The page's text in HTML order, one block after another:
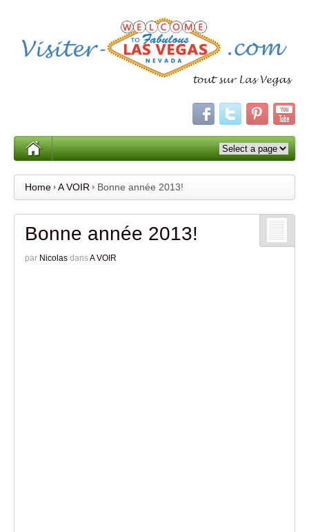
Home A VOIR Bonne année 2013!
Bonne année 2013!
par Nicolas dansA VOIR